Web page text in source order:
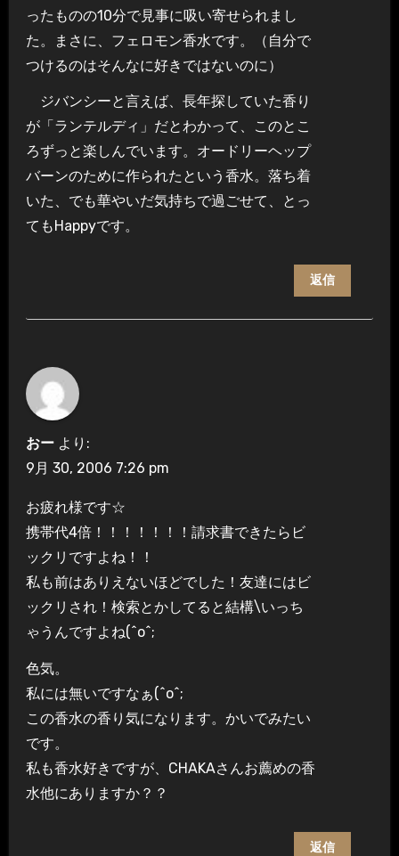
ったものの10分で見事に吸い寄せられまし
た。まさに、フェロモン香水です。（自分で
つけるのはそんなに好きではないのに）
ジバンシーと言えば、長年探していた香り
が「ランテルディ」だとわかって、このとこ
ろずっと楽しんでいます。オードリーヘップ
バーンのために作られたという香水。落ち着
いた、でも華やいだ気持ちで過ごせて、とっ
てもHappyです。
返信
おー より:
9月 30, 2006 7:26 pm
お疲れ様です☆
携帯代4倍！！！！！！！請求書できたらビ
ックリですよね！！
私も前はありえないほどでした！友達にはビ
ックリされ！検索とかしてると結構\いっち
ゃうんですよね(^o^;
色気。
私には無いですなぁ(^o^;
この香水の香り気になります。かいでみたい
です。
私も香水好きですが、CHAKAさんお薦めの香
水他にありますか？？
返信